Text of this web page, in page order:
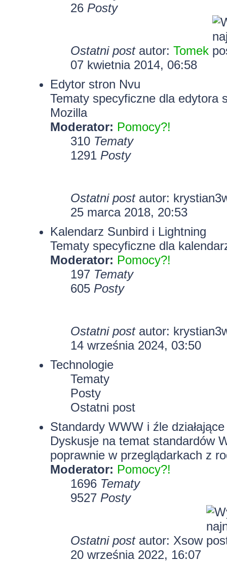
26 Posty
Ostatni postautor: Tomek
07 kwietnia 2014, 06:58
Edytor stron Nvu
Tematy specyficzne dla edytora
Mozilla
Moderator: Pomocy?!
310 Tematy
1291 Posty
Ostatni postautor:
25 marca 2018, 20:53
Kalendarz Sunbird i Lightning
Tematy specyficzne dla
Moderator: Pomocy?!
197 Tematy
605 Posty
Ostatni postautor:
14 września 2024, 03:50
Technologie
Tematy
Posty
Ostatni post
Standardy WWW i źle
Dyskusje na temat standardów
poprawnie w przeglądarkach z
Moderator: Pomocy?!
1696 Tematy
9527 Posty
Ostatni postautor: Xsow
20 września 2022, 16:07